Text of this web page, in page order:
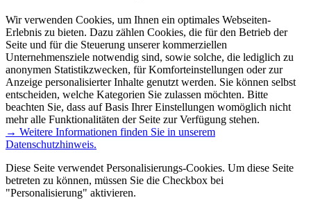
Wir verwenden Cookies, um Ihnen ein optimales Webseiten-
Erlebnis zu bieten. Dazu zählen Cookies, die für den Betrieb der
Seite und für die Steuerung unserer kommerziellen
Unternehmensziele notwendig sind, sowie solche, die lediglich zu
anonymen Statistikzwecken, für Komforteinstellungen oder zur
Anzeige personalisierter Inhalte genutzt werden. Sie können selbst
entscheiden, welche Kategorien Sie zulassen möchten. Bitte
beachten Sie, dass auf Basis Ihrer Einstellungen womöglich nicht
mehr alle Funktionalitäten der Seite zur Verfügung stehen.
→ Weitere Informationen finden Sie in unserem
Datenschutzhinweis.
Diese Seite verwendet Personalisierungs-Cookies. Um diese Seite
betreten zu können, müssen Sie die Checkbox bei
"Personalisierung" aktivieren.